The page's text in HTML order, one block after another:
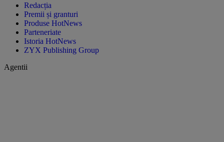
Redacția
Premii și granturi
Produse HotNews
Parteneriate
Istoria HotNews
ZYX Publishing Group
Agentii